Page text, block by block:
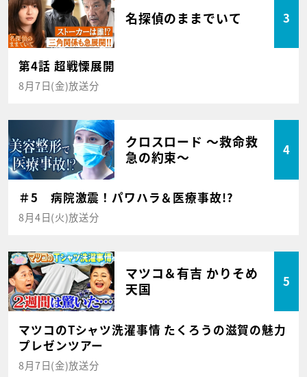
名探偵のままでいて 3
第4話 超戦慄展開
8月7日(金)放送分
クロスロード ～救命救
急の約束～
4
＃5 病院激震！パワハラ＆医療事故!?
8月4日(火)放送分
マツコ＆有吉 かりそめ
天国
5
マツコのTシャツ洗濯事情 たくろうの滋賀の魅力
プレゼンツアー
8月7日(金)放送分